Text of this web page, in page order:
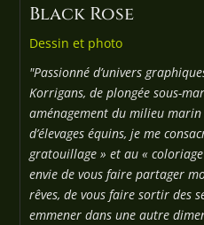
Black Rose
Dessin et photo
"Passionné d’univers
Korrigans, de plongée sous-
aménagement du milieu
d’élevages équins, je me
gratouillage » et au « coloriage
envie de vous faire partager
rêves, de vous faire sortir des
emmener dans une autre